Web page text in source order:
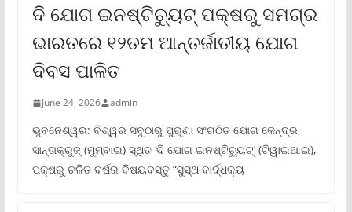
ଦି ଯୋଗ ଇନଷ୍ଟିଚ୍ୟୁଟ୍ ପକ୍ଷରୁ ସମଗ୍ର
ଭାରତରେ ୧୨ତମ ଆନ୍ତର୍ଜାତୀୟ ଯୋଗ
ଦିବସ ପାଳିତ
June 24, 2026 admin
ଭୁବନେଶ୍ୱର: ବିଶ୍ୱର ସବୁଠାରୁ ପୁରୁଣା ସଂଗଠିତ ଯୋଗ କେନ୍ଦ୍ର,
ସାନ୍ତାକ୍ରୁଜ୍ (ମୁମ୍ବାଇ) ସ୍ଥିତ ‘ଦି ଯୋଗ ଇନଷ୍ଟିଚ୍ୟୁଟ୍‌’ (ଟିୱାଇଆଇ),
ପକ୍ଷରୁ ଚଳିତ ବର୍ଷର ବିଷୟବସ୍ତୁ “ସୁସ୍ଥ ବାର୍ଦ୍ଧକ୍ୟ